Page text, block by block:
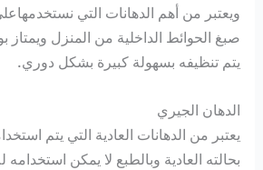
ويعتبر من أهم الدهانات التي
صبغ الحوائط الداخلية من المنزل ويمتاز
يتم تنظيفه بسهولة كبيرة بشكل دوري.
الدهان الجيري
يعتبر من الدهانات العادية التي يتم
بحالته العادية وبالطبع لا يمكن